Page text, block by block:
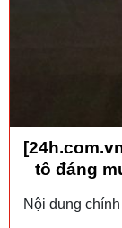
tô đáng
Nội dung